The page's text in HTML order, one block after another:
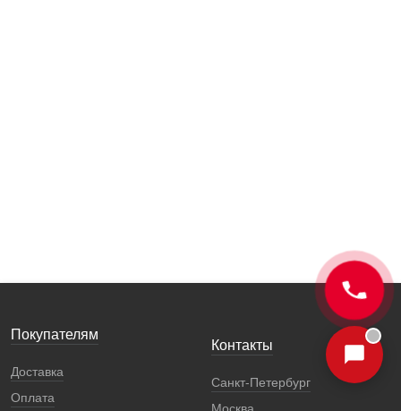
Покупателям
Доставка
Оплата
Контакты
Санкт-Петербург
Москва